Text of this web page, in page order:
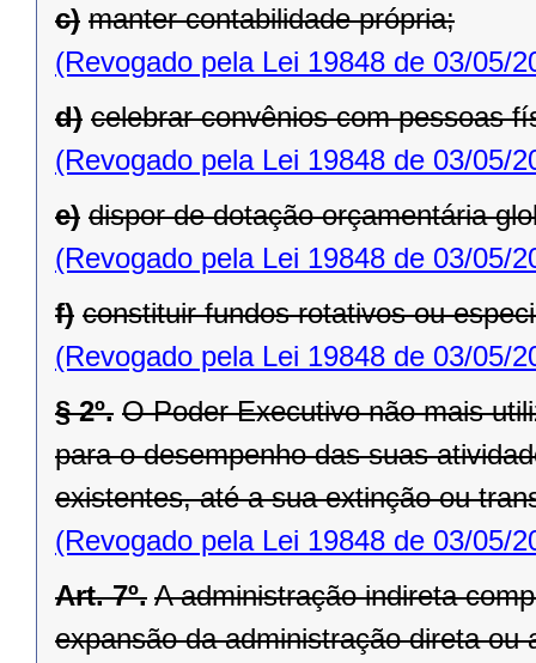
c) manter contabilidade própria;
(Revogado pela Lei 19848 de 03/05/
d) celebrar convênios com pessoas
(Revogado pela Lei 19848 de 03/05/
e) dispor de dotação orçamentária
(Revogado pela Lei 19848 de 03/05/
f) constituir fundos rotativos ou
(Revogado pela Lei 19848 de 03/05/
§ 2º. O Poder Executivo não mais
para o desempenho das suas
existentes, até a sua extinção ou
(Revogado pela Lei 19848 de 03/05/
Art. 7º. A administração indireta
expansão da administração direta